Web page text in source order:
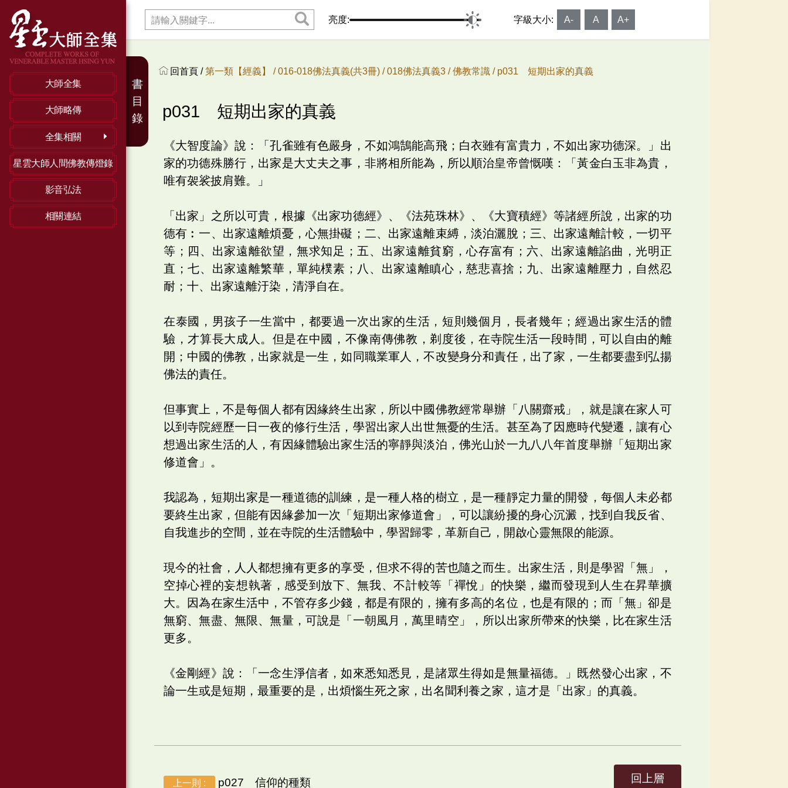
大師全集
大師略傳
全集相關
星雲大師人間佛教傳燈錄
影音弘法
相關連結
亮度: 字級大小: A- A A+
回首頁 /第一類【經義】 /016-018佛法真義(共3冊) /018佛法真義3 /佛教常識 / p031 短期出家的真義
p031 短期出家的真義
《大智度論》說：「孔雀雖有色嚴身，不如鴻鵠能高飛；白衣雖有富貴力，不如出家功德深。」出
家的功德殊勝行，出家是大丈夫之事，非將相所能為，所以順治皇帝曾慨嘆：「黃金白玉非為貴，
唯有袈裟披肩難。」
「出家」之所以可貴，根據《出家功德經》、《法苑珠林》、《大寶積經》等諸經所說，出家的功
德有︰一、出家遠離煩憂，心無掛礙；二、出家遠離束縛，淡泊灑脫；三、出家遠離計較，一切平
等；四、出家遠離欲望，無求知足；五、出家遠離貧窮，心存富有；六、出家遠離諂曲，光明正
直；七、出家遠離繁華，單純樸素；八、出家遠離瞋心，慈悲喜捨；九、出家遠離壓力，自然忍
耐；十、出家遠離汙染，清淨自在。
在泰國，男孩子一生當中，都要過一次出家的生活，短則幾個月，長者幾年；經過出家生活的體
驗，才算長大成人。但是在中國，不像南傳佛教，剃度後，在寺院生活一段時間，可以自由的離
開；中國的佛教，出家就是一生，如同職業軍人，不改變身分和責任，出了家，一生都要盡到弘揚
佛法的責任。
但事實上，不是每個人都有因緣終生出家，所以中國佛教經常舉辦「八關齋戒」，就是讓在家人可
以到寺院經歷一日一夜的修行生活，學習出家人出世無憂的生活。甚至為了因應時代變遷，讓有心
想過出家生活的人，有因緣體驗出家生活的寧靜與淡泊，佛光山於一九八八年首度舉辦「短期出家
修道會」。
我認為，短期出家是一種道德的訓練，是一種人格的樹立，是一種靜定力量的開發，每個人未必都
要終生出家，但能有因緣參加一次「短期出家修道會」，可以讓紛擾的身心沉澱，找到自我反省、
自我進步的空間，並在寺院的生活體驗中，學習歸零，革新自己，開啟心靈無限的能源。
現今的社會，人人都想擁有更多的享受，但求不得的苦也隨之而生。出家生活，則是學習「無」，
空掉心裡的妄想執著，感受到放下、無我、不計較等「禪悅」的快樂，繼而發現到人生在昇華擴
大。因為在家生活中，不管存多少錢，都是有限的，擁有多高的名位，也是有限的；而「無」卻是
無窮、無盡、無限、無量，可說是「一朝風月，萬里晴空」，所以出家所帶來的快樂，比在家生活
更多。
《金剛經》說：「一念生淨信者，如來悉知悉見，是諸眾生得如是無量福德。」既然發心出家，不
論一生或是短期，最重要的是，出煩惱生死之家，出名聞利養之家，這才是「出家」的真義。
上一則 : p027 信仰的種類 回上層
書
目
錄